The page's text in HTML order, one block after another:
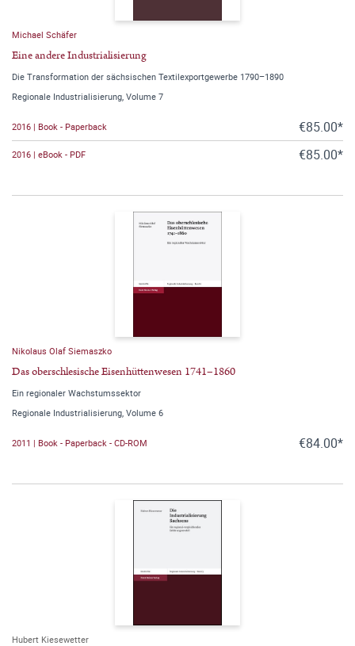
Michael Schäfer
Eine andere Industrialisierung
Die Transformation der sächsischen Textilexportgewerbe 1790–1890
Regionale Industrialisierung, Volume 7
2016 | Book - Paperback €85.00*
2016 | eBook - PDF €85.00*
Nikolaus Olaf Siemaszko
Das oberschlesische Eisenhüttenwesen 1741–1860
Ein regionaler Wachstumssektor
Regionale Industrialisierung, Volume 6
2011 | Book - Paperback - CD-ROM €84.00*
Hubert Kiesewetter